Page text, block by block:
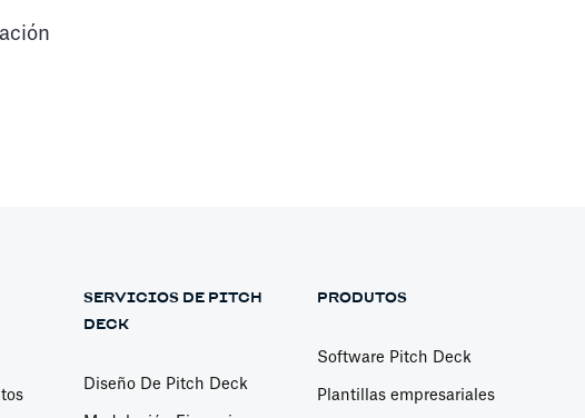
SERVICIOS DE PITCH
DECK
Diseño De Pitch Deck
PRODUTOS
Software Pitch Deck
Plantillas empresariales